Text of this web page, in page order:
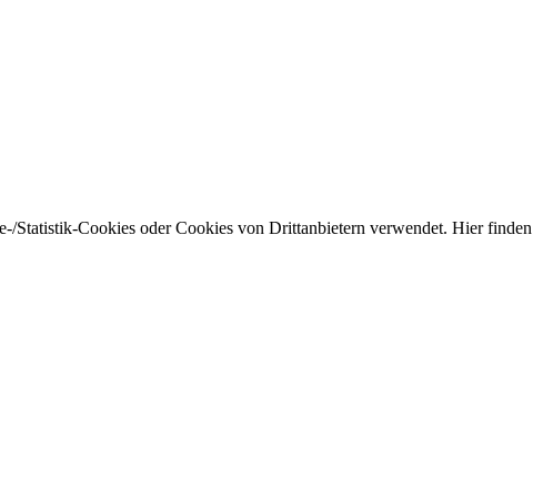
Statistik-Cookies oder Cookies von Drittanbietern verwendet. Hier finden